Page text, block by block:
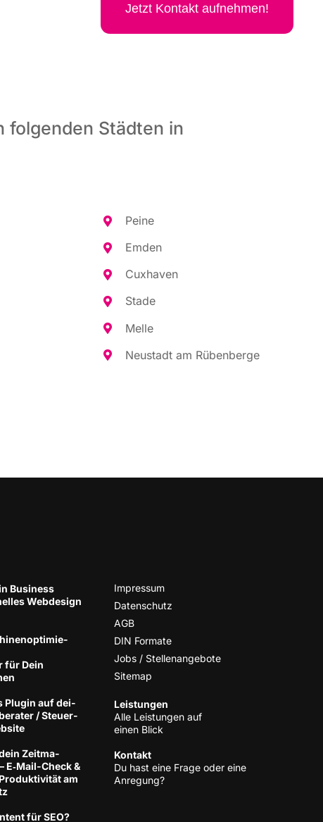
Jetzt Kon­takt aufnehmen!
folgenden Städten in
Pei­ne
Emden
Cux­ha­ven
Sta­de
Mel­le
Neu­stadt am Rübenberge
Business
Web­de­sign
für Dein
Plug­in auf dei­
/ Steu­er­
Zeit­ma­
E‑Mail-Check &
am
für SEO?
Impres­sum
Daten­schutz
AGB
DIN For­ma­te
Jobs / Stellenangebote
Site­map
Leis­tun­gen
Alle Leis­tun­gen auf
einen Blick
Kon­takt
Du hast eine Fra­ge oder eine
Anregung?